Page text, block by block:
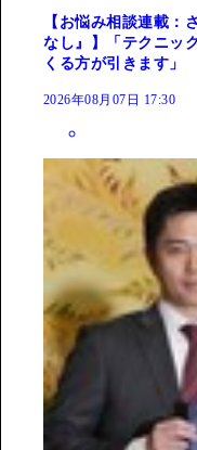
【お悩み相談連載：
なし』】「テクニッ
くる方が引きます」
2026年08月07日 17:30